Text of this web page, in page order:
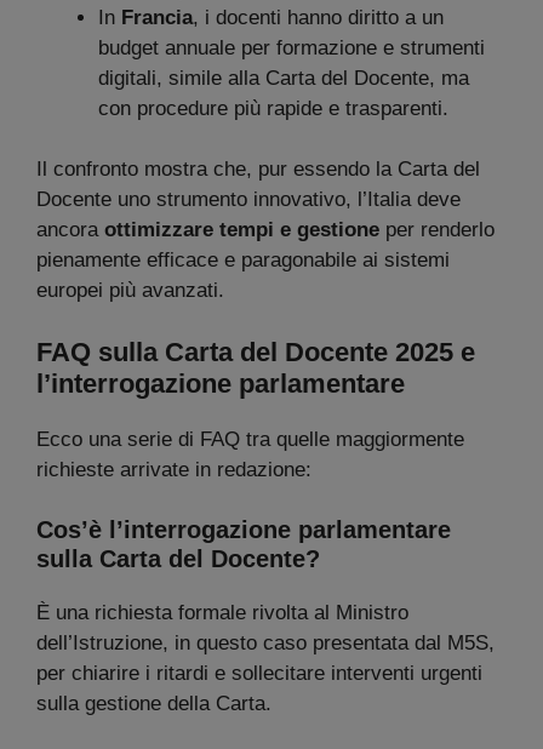
In Francia, i docenti hanno diritto a un
budget annuale per formazione e strumenti
digitali, simile alla Carta del Docente, ma
con procedure più rapide e trasparenti.
Il confronto mostra che, pur essendo la Carta del
Docente uno strumento innovativo, l’Italia deve
ancora ottimizzare tempi e gestione per renderlo
pienamente efficace e paragonabile ai sistemi
europei più avanzati.
FAQ sulla Carta del Docente 2025 e
l’interrogazione parlamentare
Ecco una serie di FAQ tra quelle maggiormente
richieste arrivate in redazione:
Cos’è l’interrogazione parlamentare
sulla Carta del Docente?
È una richiesta formale rivolta al Ministro
dell’Istruzione, in questo caso presentata dal M5S,
per chiarire i ritardi e sollecitare interventi urgenti
sulla gestione della Carta.